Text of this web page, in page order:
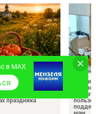
2 августа:
об истории,
праздника
пользе
в MAX